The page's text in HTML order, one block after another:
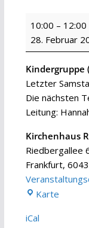
Klasse)
10:00 – 12:00
28. Februar
Kindergruppe
Letzter
Die nächsten
Leitung:
Kirchenhaus
Riedbergallee
Frankfurt,
Karte
iCal